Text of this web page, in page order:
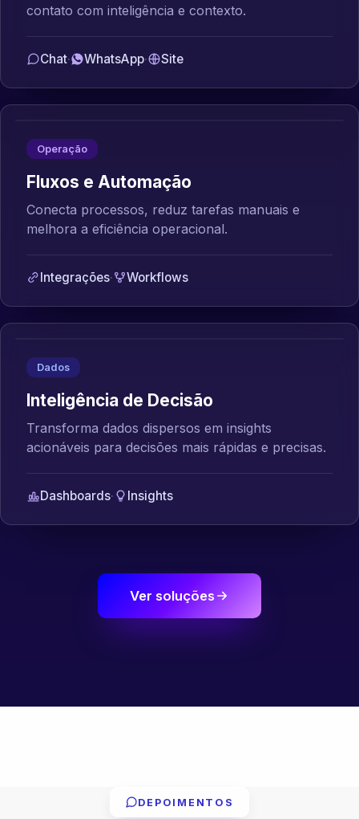
contato com inteligência e contexto.
Chat· WhatsApp· Site
Operação
Fluxos e Automação
Conecta processos, reduz tarefas manuais e
melhora a eficiência operacional.
Integrações· Workflows
Dados
Inteligência de Decisão
Transforma dados dispersos em insights
acionáveis para decisões mais rápidas e precisas.
Dashboards· Insights
Ver soluções
DEPOIMENTOS